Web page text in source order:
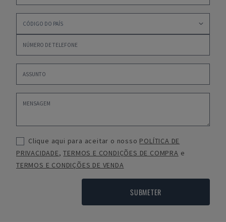
Clique aqui para aceitar o nosso POLÍTICA DE
PRIVACIDADE,TERMOS E CONDIÇÕES DE COMPRA e
TERMOS E CONDIÇÕES DE VENDA
SUBMETER